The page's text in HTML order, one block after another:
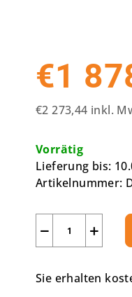
€1
€2 273,44 inkl.
Vorrätig
Lieferung bis:
Artikelnummer:
+
−
Sie erhalten